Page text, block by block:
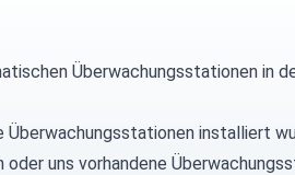
Überwachungsstationen in
installiert
uns vorhandene